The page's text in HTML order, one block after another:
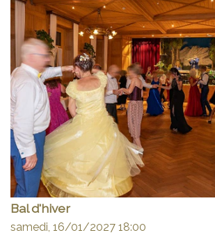
Bal d'hiver
samedi, 16/01/2027 18:00